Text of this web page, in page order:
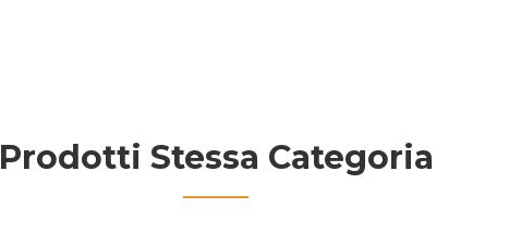
Prodotti Stessa Categoria